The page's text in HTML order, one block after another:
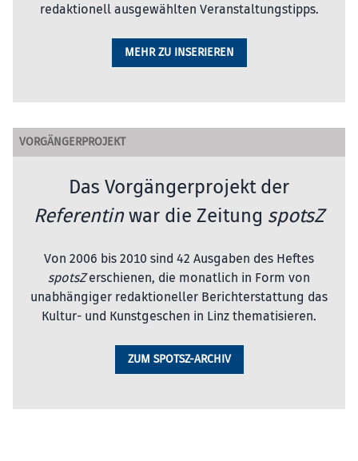
redaktionell ausgewählten Veranstaltungstipps.
MEHR ZU INSERIEREN
VORGÄNGERPROJEKT
Das Vorgängerprojekt der
Referentinwar die Zeitung spotsZ
Von 2006 bis 2010 sind 42 Ausgaben des Heftes
spotsZerschienen, die monatlich in Form von
unabhängiger redaktioneller Berichterstattung das
Kultur- und Kunstgeschen in Linz thematisieren.
ZUM SPOTSZ-ARCHIV